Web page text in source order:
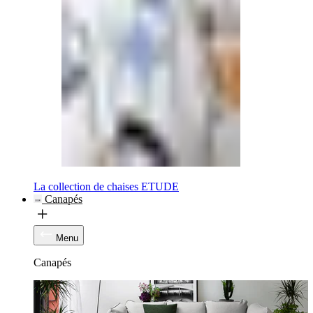
La collection de chaises ETUDE
Canapés
Menu
Canapés